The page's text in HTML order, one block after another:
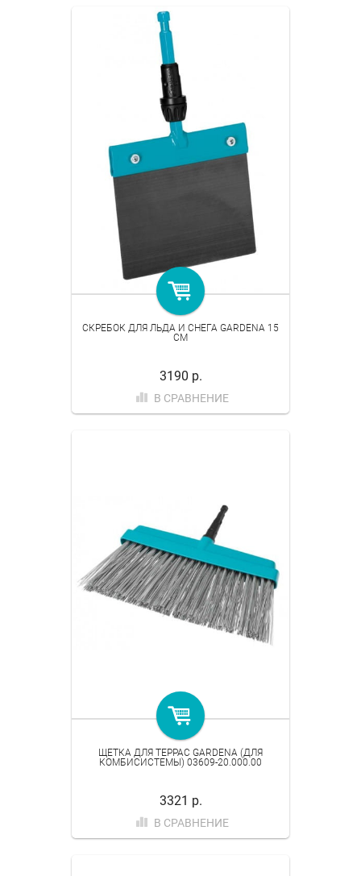
СКРЕБОК ДЛЯ ЛЬДА И СНЕГА GARDENA 15
СМ
3190 р.
В СРАВНЕНИЕ
ЩЕТКА ДЛЯ ТЕРРАС GARDENA (ДЛЯ
КОМБИСИСТЕМЫ) 03609-20.000.00
3321 р.
В СРАВНЕНИЕ